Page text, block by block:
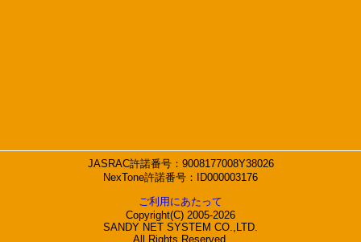
JASRAC許諾番号：9008177008Y38026
NexTone許諾番号：ID000003176
ご利用にあたって
Copyright(C) 2005-2026
SANDY NET SYSTEM CO.,LTD.
All Rights Reserved.